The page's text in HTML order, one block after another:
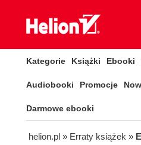
Kategorie Książki Ebooki
Audiobooki Promocje
Darmowe ebooki
helion.pl » Erraty książek »